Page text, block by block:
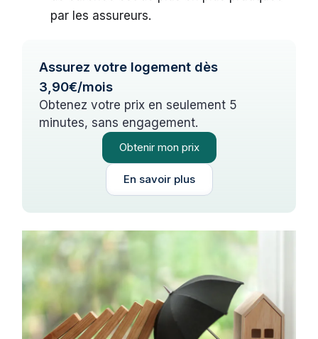
par les assureurs.
Assurez votre logement dès
3,90€/mois
Obtenez votre prix en seulement 5
minutes, sans engagement.
Obtenir mon prix
En savoir plus